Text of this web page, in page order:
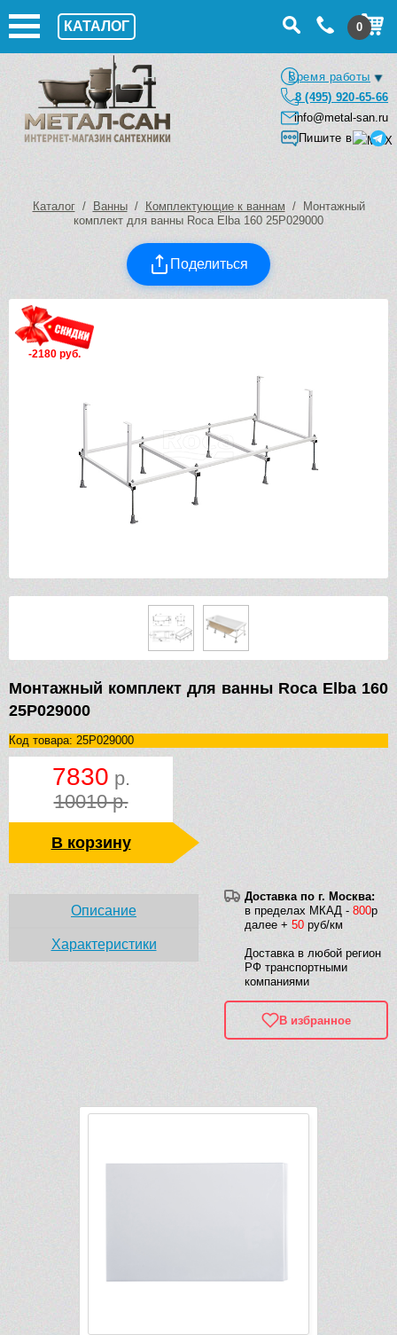
КАТАЛОГ 0
Время работы
8 (495) 920-65-66
info@metal-san.ru
Пишите в
Каталог/ Ванны/ Комплектующие к ваннам / Монтажный
комплект для ванны Roca Elba 160 25P029000
Поделиться
-2180 руб.
Монтажный комплект для ванны Roca Elba 160
25P029000
Код товара: 25P029000
7830 р.
10010 р.
В корзину
Доставка по г. Москва:
в пределах МКАД - 800р
далее + 50 руб/км
Доставка в любой регион
РФ транспортными
компаниями
В избранное
Описание
Характеристики